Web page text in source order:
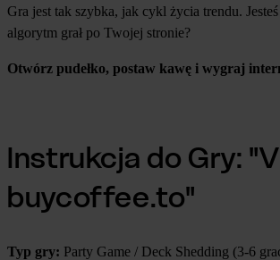
Gra jest tak szybka, jak cykl życia trendu.
algorytm grał po Twojej stronie?
Otwórz pudełko, postaw kawę i wygraj
Instrukcja do Gry:
buycoffee.to"
Typ gry: Party Game / Deck Shedding (3-6